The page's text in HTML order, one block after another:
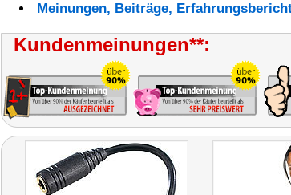
Meinungen, Beiträge,
Kundenmeinungen**: